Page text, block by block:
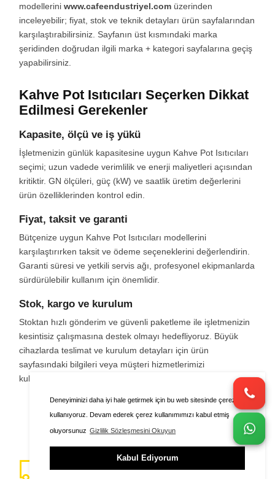
Deneyiminizi daha iyi hale getirmek için bu web sitesinde çerezleri
kullanıyoruz. Devam ederek çerez kullanımımızı kabul etmiş
oluyorsunuz Gizlilik Sözleşmesini Okuyun
Kabul Ediyorum
modellerini www.cafeendustriyel.comüzerinden
inceleyebilir; fiyat, stok ve teknik detayları ürün sayfalarından
karşılaştırabilirsiniz. Sayfanın üst kısmındaki marka
şeridinden doğrudan ilgili marka + kategori sayfalarına geçiş
yapabilirsiniz.
Kahve Pot Isıtıcıları Seçerken Dikkat
Edilmesi Gerekenler
Kapasite, ölçü ve iş yükü
İşletmenizin günlük kapasitesine uygun Kahve Pot Isıtıcıları
seçimi; uzun vadede verimlilik ve enerji maliyetleri açısından
kritiktir. GN ölçüleri, güç (kW) ve saatlik üretim değerlerini
ürün özelliklerinden kontrol edin.
Fiyat, taksit ve garanti
Bütçenize uygun Kahve Pot Isıtıcıları modellerini
karşılaştırırken taksit ve ödeme seçeneklerini değerlendirin.
Garanti süresi ve yetkili servis ağı, profesyonel ekipmanlarda
sürdürülebilir kullanım için önemlidir.
Stok, kargo ve kurulum
Stoktan hızlı gönderim ve güvenli paketleme ile işletmenizin
kesintisiz çalışmasına destek olmayı hedefliyoruz. Büyük
cihazlarda teslimat ve kurulum detayları için ürün
sayfasındaki bilgileri veya müşteri hizmetlerimizi
kullanabilirsiniz.